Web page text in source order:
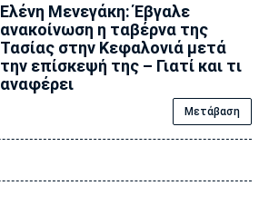
Ελένη Μενεγάκη: Έβγαλε
ανακοίνωση η ταβέρνα της
Τασίας στην Κεφαλονιά μετά
την επίσκεψή της – Γιατί και τι
αναφέρει
Μετάβαση